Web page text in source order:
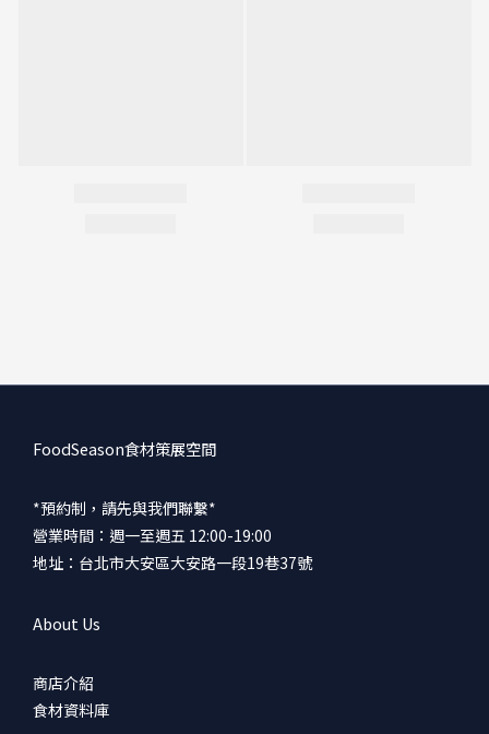
FoodSeason食材策展空間
*預約制，請先與我們聯繫*
營業時間：週一至週五 12:00-19:00
地址：台北市大安區大安路一段19巷37號
About Us
商店介紹
食材資料庫